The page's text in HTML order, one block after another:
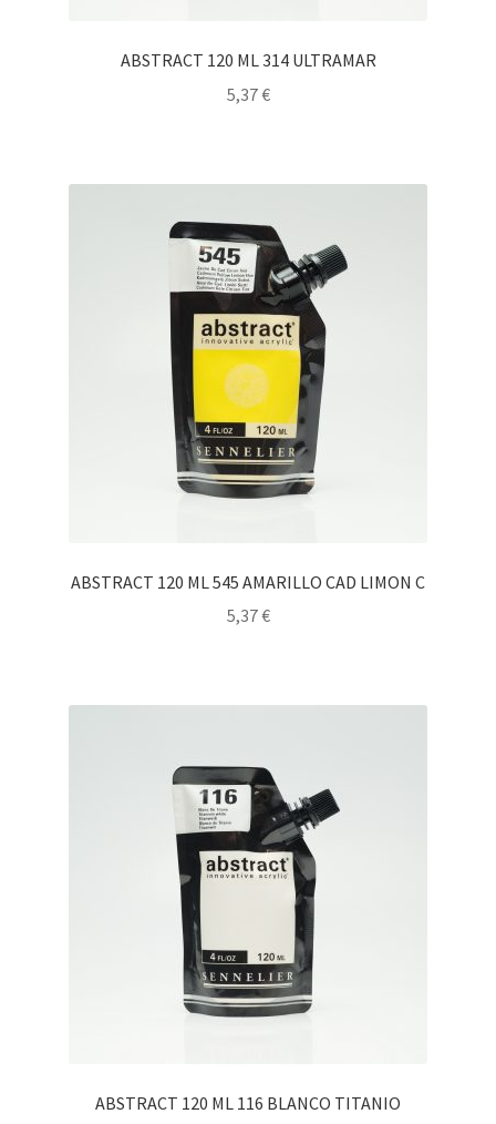
ABSTRACT 120 ML 314 ULTRAMAR
5,37€
ABSTRACT 120 ML 545 AMARILLO CAD LIMON C
5,37€
ABSTRACT 120 ML 116 BLANCO TITANIO